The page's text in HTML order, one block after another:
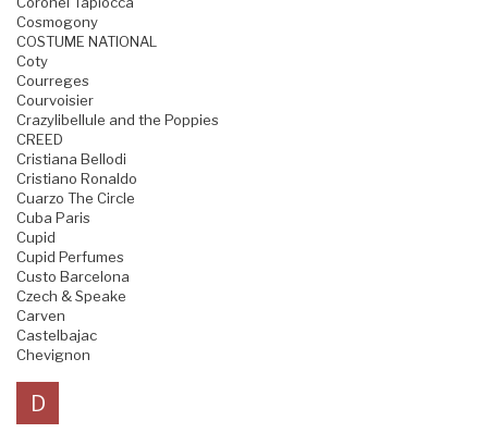
Cosmogony
COSTUME NATIONAL
Coty
Courreges
Courvoisier
Crazylibellule and the Poppies
CREED
Cristiana Bellodi
Cristiano Ronaldo
Cuarzo The Circle
Cuba Paris
Cupid
Cupid Perfumes
Custo Barcelona
Czech & Speake
Carven
Castelbajac
Chevignon
D